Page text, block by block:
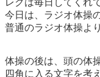
今日は、ラジオ体操
普通のラジオ体操よ
体操の後は、頭の体
四角に入る文字を考